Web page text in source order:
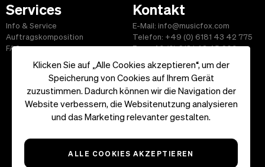
Klicken Sie auf „Alle Cookies akzeptieren“, um der
Speicherung von Cookies auf Ihrem Gerät
zuzustimmen. Dadurch können wir die Navigation der
Website verbessern, die Websitenutzung analysieren
und das Marketing relevanter gestalten.
ALLE COOKIES AKZEPTIEREN
Services
Info & Service
Auftragskomposition
FAQ
Kontakt
E-Mail: info@musicfox.com
Telefon: +49 (0) 6181 43 42 775
Fax: +49 (0) 6181 43 45 609
Start|Informationen|AGB|Kontakt
Copyright ©2026 musicfox.com - Gemafreie Musik. All Rights